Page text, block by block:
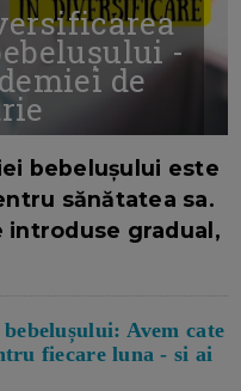
-
de
bebelușului este
sănătatea sa.
gradual,
Avem cate
fiecare luna - si ai